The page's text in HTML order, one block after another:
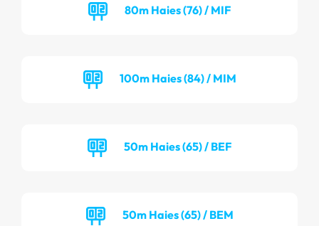
80m Haies (76) / MIF
100m Haies (84) / MIM
50m Haies (65) / BEF
50m Haies (65) / BEM